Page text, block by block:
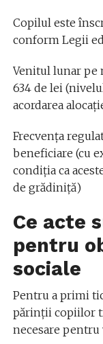
Copilul este
conform Legii
Venitul lunar pe
634 de lei
acordarea
Frecvenţa
beneficiare (cu
condiţia ca
de grădiniţă)
Ce acte
pentru
sociale
Pentru a primi
părinții copiilor
necesare pentru